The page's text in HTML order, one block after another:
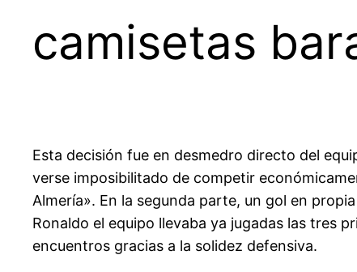
camisetas
Esta decisión fue en desmedro directo del
verse imposibilitado de competir
Almería». En la segunda parte, un gol en
Ronaldo el equipo llevaba ya jugadas las tres
encuentros gracias a la solidez defensiva.